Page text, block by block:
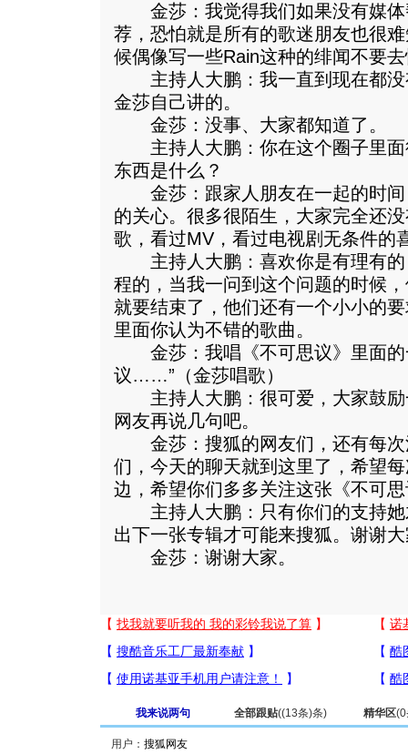
金莎：我觉得我们如果没有媒体
荐，恐怕就是所有的歌迷朋友也很
候偶像写一些Rain这种的绯闻不要
主持人大鹏：我一直到现在都没
金莎自己讲的。
金莎：没事、大家都知道了。
主持人大鹏：你在这个圈子里面
东西是什么？
金莎：跟家人朋友在一起的时间
的关心。很多很陌生，大家完全还
歌，看过MV，看过电视剧无条件的
主持人大鹏：喜欢你是有理有的
程的，当我一问到这个问题的时候
就要结束了，他们还有一个小小的
里面你认为不错的歌曲。
金莎：我唱《不可思议》里面的
议……”（金莎唱歌）
主持人大鹏：很可爱，大家鼓励
网友再说几句吧。
金莎：搜狐的网友们，还有每次
们，今天的聊天就到这里了，希望
边，希望你们多多关注这张《不可
主持人大鹏：只有你们的支持她
出下一张专辑才可能来搜狐。谢谢
金莎：谢谢大家。
我来说两句 全部跟贴((13条)条) 精华区(0
用户：